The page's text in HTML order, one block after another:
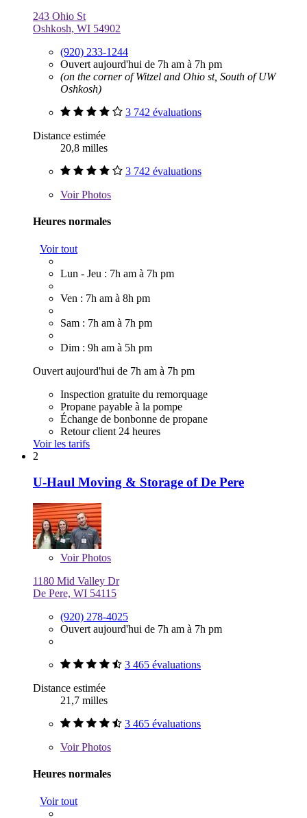
243 Ohio St
Oshkosh, WI 54902
(920) 233-1244
Ouvert aujourd'hui de 7h am à 7h pm
(on the corner of Witzel and Ohio st, South of UW
Oshkosh)
3 742 évaluations
Distance estimée
20,8 milles
3 742 évaluations
VoirPhotos
Heures normales
Voir tout
Lun - Jeu : 7h am à 7h pm
Ven : 7h am à 8h pm
Sam : 7h am à 7h pm
Dim : 9h am à 5h pm
Ouvert aujourd'hui de 7h am à 7h pm
Inspection gratuite du remorquage
Propane payable à la pompe
Échange de bonbonne de propane
Retour client 24 heures
Voir les tarifs
2
U-Haul Moving & Storage of De Pere
VoirPhotos
1180 Mid Valley Dr
De Pere, WI 54115
(920) 278-4025
Ouvert aujourd'hui de 7h am à 7h pm
3 465 évaluations
Distance estimée
21,7 milles
3 465 évaluations
VoirPhotos
Heures normales
Voir tout